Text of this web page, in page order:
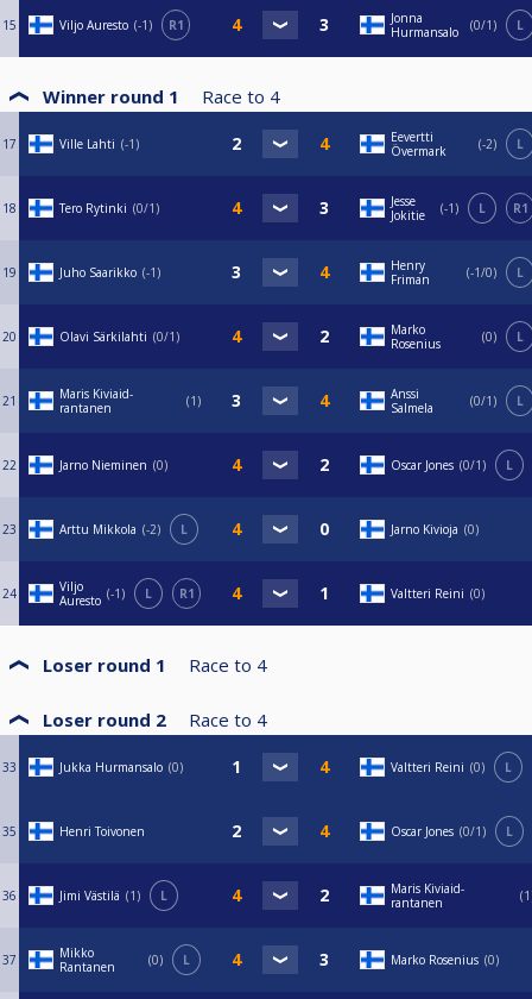
15 Viljo Auresto -1 R1
Jonna
Hurmansalo
0/1 L
Winner round 1 Race to 4
17 Ville Lahti -1
Eevertti
Övermark
-2 L
18 Tero Rytinki 0/1
Jesse
Jokitie
-1 L R1
19 Juho Saarikko -1
Henry
Friman
-1/0 L
20 Olavi Särkilahti 0/1
Marko
Rosenius
0 L
21
Maris Kiviaid-
rantanen
1
Anssi
Salmela
0/1 L
22 Jarno Nieminen 0 Oscar Jones 0/1 L
23 Arttu Mikkola -2 L Jarno Kivioja 0
24
Viljo
Auresto -1 L R1 Valtteri Reini 0
Loser round 1 Race to 4
Loser round 2 Race to 4
33 Jukka Hurmansalo 0 Valtteri Reini 0 L
35 Henri Toivonen Oscar Jones 0/1 L
36 Jimi Västilä 1 L
Maris Kiviaid-
rantanen
1
37
Mikko
Rantanen
0 L Marko Rosenius 0